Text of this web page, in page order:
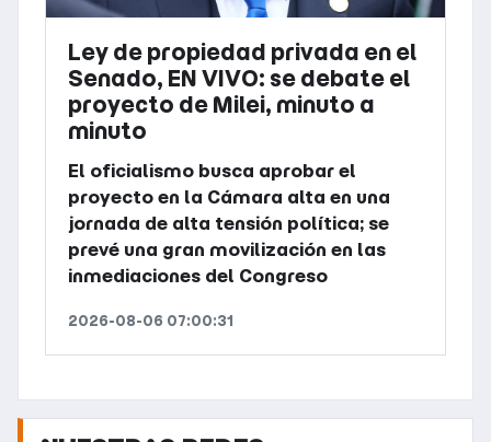
Ley de propiedad privada en el
Senado, EN VIVO: se debate el
proyecto de Milei, minuto a
minuto
El oficialismo busca aprobar el
proyecto en la Cámara alta en una
jornada de alta tensión política; se
prevé una gran movilización en las
inmediaciones del Congreso
2026-08-06 07:00:31